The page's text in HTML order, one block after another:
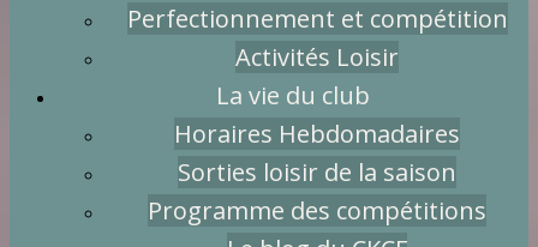
Perfectionnement et compétition
Activités Loisir
La vie du club
Horaires Hebdomadaires
Sorties loisir de la saison
Programme des compétitions